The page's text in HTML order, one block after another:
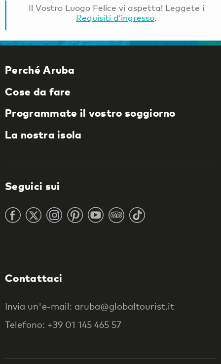
Il Vostro Luogo Felice vi aspetta! Leggete i
Requisiti d’ingresso.
Perché Aruba
Cose da fare
Programmate il vostro soggiorno
La nostra isola
Seguici sui
Contattaci
Invia un'e-mail: aruba@globaltourist.it
Telefono: +39 01 145 465 57